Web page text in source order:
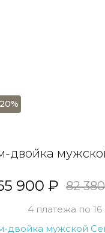
двойка
900 ₽ 82
4 платежа по 16